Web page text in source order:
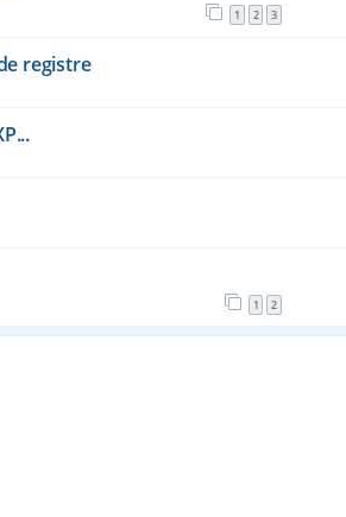
1 2 3
registre
1 2